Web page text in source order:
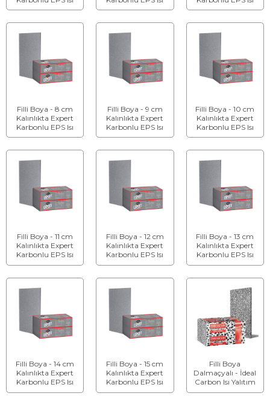
Yalıtım Levhası
Yalıtım Levhası
Yalıtım Levhası
Filli Boya - 8 cm
Kalınlıkta Expert
Karbonlu EPS Isı
Yalıtım Levhası
Filli Boya - 9 cm
Kalınlıkta Expert
Karbonlu EPS Isı
Yalıtım Levhası
Filli Boya - 10 cm
Kalınlıkta Expert
Karbonlu EPS Isı
Yalıtım Levhası
Filli Boya - 11 cm
Kalınlıkta Expert
Karbonlu EPS Isı
Yalıtım Levhası
Filli Boya - 12 cm
Kalınlıkta Expert
Karbonlu EPS Isı
Yalıtım Levhası
Filli Boya - 13 cm
Kalınlıkta Expert
Karbonlu EPS Isı
Yalıtım Levhası
Filli Boya - 14 cm
Kalınlıkta Expert
Karbonlu EPS Isı
Yalıtım Levhası
Filli Boya - 15 cm
Kalınlıkta Expert
Karbonlu EPS Isı
Yalıtım Levhası
Filli Boya
Dalmaçyalı - İdeal
Carbon Isı Yalıtım
Levhası - Kalınlık: 2